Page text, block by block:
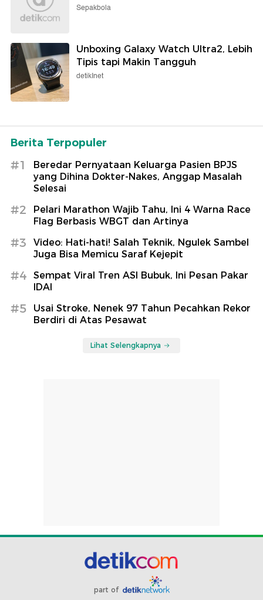
Sepakbola
Unboxing Galaxy Watch Ultra2, Lebih
Tipis tapi Makin Tangguh
detikInet
Berita Terpopuler
#1
Beredar Pernyataan Keluarga Pasien BPJS
yang Dihina Dokter-Nakes, Anggap Masalah
Selesai
#2
Pelari Marathon Wajib Tahu, Ini 4 Warna Race
Flag Berbasis WBGT dan Artinya
#3
Video: Hati-hati! Salah Teknik, Ngulek Sambel
Juga Bisa Memicu Saraf Kejepit
#4
Sempat Viral Tren ASI Bubuk, Ini Pesan Pakar
IDAI
#5
Usai Stroke, Nenek 97 Tahun Pecahkan Rekor
Berdiri di Atas Pesawat
Lihat Selengkapnya
part of